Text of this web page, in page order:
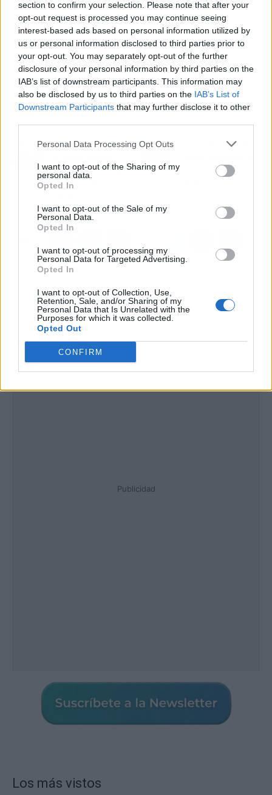
section to confirm your selection. Please note that after your
opt-out request is processed you may continue seeing
interest-based ads based on personal information utilized by
us or personal information disclosed to third parties prior to
your opt-out. You may separately opt-out of the further
disclosure of your personal information by third parties on the
IAB’s list of downstream participants. This information may
also be disclosed by us to third parties on the IAB’s List of
Downstream Participants that may further disclose it to other
Personal Data Processing Opt Outs
I want to opt-out of the Sharing of my
personal data.
Opted In
I want to opt-out of the Sale of my
Personal Data.
Opted In
I want to opt-out of processing my
Personal Data for Targeted Advertising.
Opted In
I want to opt-out of Collection, Use,
Retention, Sale, and/or Sharing of my
Personal Data that Is Unrelated with the
Purposes for which it was collected.
Opted Out
CONFIRM
más lejana. Su nivel, al igual que el de la
mayoría de sus compañeros, está siendo
deficiente y lalógica hace pensar que no
seguirá, pero en este club todo es posible,
tanto con renovaciones de jugadores como en
la director deportivo Juan Carlos Cordero, que
también es una incógnita su futuro
Artículo anterior
grandes problemas que
se ciernen sobre el
Artículo siguiente
tiene Sancet a tiro en el
Publicidad
Los más vistos